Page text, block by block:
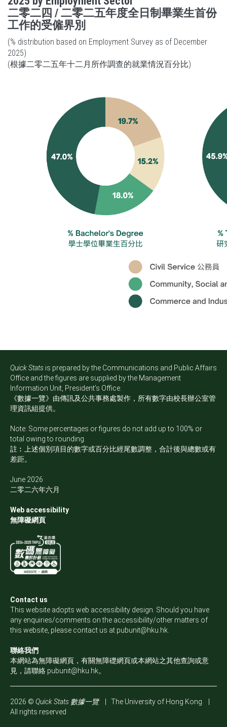
二零二四 / 二零二五年度全日制畢業生首份
工作的受僱界別
(% distribution based on Employment Survey as of December
2025)
(根據二零二五年十二月所作調查的就業情況百分比)
Quick Stats is prepared by the Communications and Public Affairs
Office and the figures are supplied by the Management
Information Unit, President’s Office.
《數據一覽》由傳訊及公共事務處製作，所有數字由校長辦公室管
理資訊組提供。
Note: Some percentages or figures do not add up to 100% or
total owing to rounding.
註︰上述個別項目的數字或百分比經尾數調整，合計後與總數或有
差距。
June 2026
二零二六年六月
Web accessibility
無障礙網頁
Contact us
This website adopts web accessibility design. Should you have
any enquiries/comments on the accessibility/other matters of
this website, please contact us at pubunit@hku.hk
聯絡我們
本網站為無障礙網頁，有關無障礎網頁或本網站之其他查詢或意
見，請聯絡 pubunit@hku.hk。
2026 © Quick Stats 數據一覽| The University of Hong Kong
All rights reserved